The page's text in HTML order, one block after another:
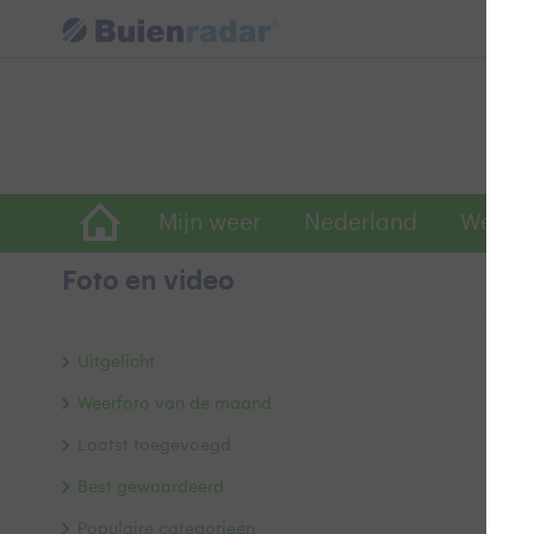
Mijn weer Nederland
Foto en video
Uitgelicht
Weerfoto van de maand
Laatst toegevoegd
Best gewaardeerd
Populaire categorieën